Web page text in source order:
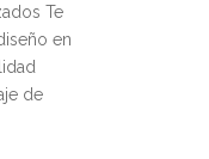
Te
en
de